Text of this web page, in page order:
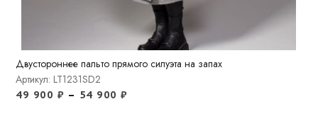
Двустороннее пальто прямого силуэта на запах
Артикул: LT1231SD2
49 900 ₽ – 54 900₽